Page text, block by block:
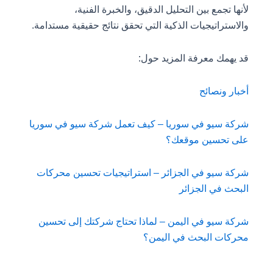
لأنها تجمع بين التحليل الدقيق، والخبرة الفنية،
والاستراتيجيات الذكية التي تحقق نتائج حقيقية مستدامة.
قد يهمك معرفة المزيد حول:
أخبار ونصائح
شركة سيو في سوريا – كيف تعمل شركة سيو في سوريا
على تحسين موقعك؟
شركة سيو في الجزائر – استراتيجيات تحسين محركات
البحث في الجزائر
شركة سيو في اليمن – لماذا تحتاج شركتك إلى تحسين
محركات البحث في اليمن؟